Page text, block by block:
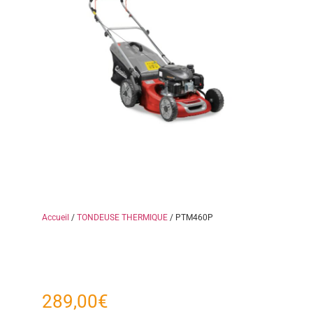
Accueil / TONDEUSE THERMIQUE / PTM460P
289,00€